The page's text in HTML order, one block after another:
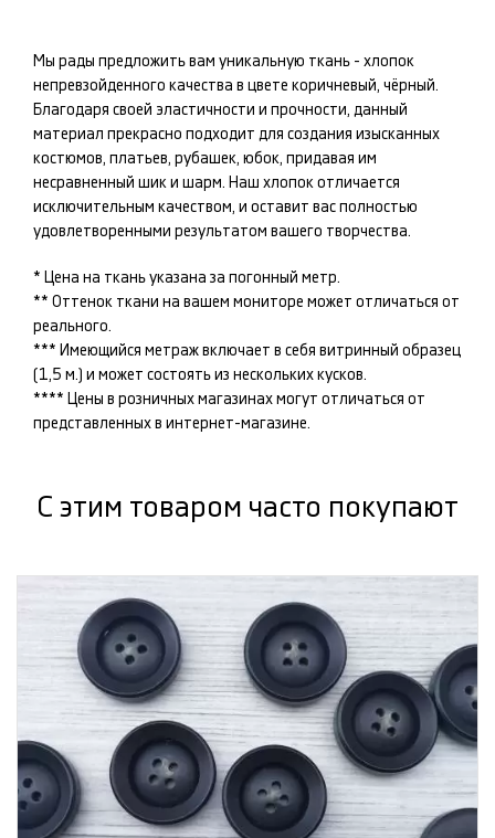
Мы рады предложить вам уникальную ткань - хлопок
непревзойденного качества в цвете коричневый, чёрный.
Благодаря своей эластичности и прочности, данный
материал прекрасно подходит для создания изысканных
костюмов, платьев, рубашек, юбок, придавая им
несравненный шик и шарм. Наш хлопок отличается
исключительным качеством, и оставит вас полностью
удовлетворенными результатом вашего творчества.
* Цена на ткань указана за погонный метр.
** Оттенок ткани на вашем мониторе может отличаться от
реального.
*** Имеющийся метраж включает в себя витринный образец
(1,5 м.) и может состоять из нескольких кусков.
**** Цены в розничных магазинах могут отличаться от
представленных в интернет-магазине.
С этим товаром часто покупают